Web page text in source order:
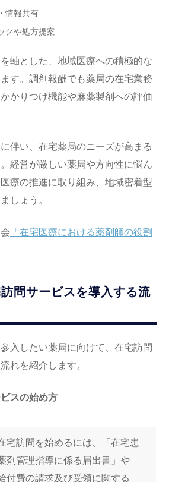
情報共有
クや処方提案
軸とした、地域医療への積極的な
す。調剤報酬でも薬局の在宅業務
かりつけ機能や麻薬製剤への評価
伴い、在宅薬局のニーズが高まる
経営が厳しい薬局や方向性に悩ん
療の推進に取り組み、地域密着型
しょう。
「在宅医療における薬剤師の役割
問サービスを導入する流
入したい薬局に向けて、在宅訪問
れを紹介します。
スの始め方
宅訪問を始めるには、「在宅患
剤管理指導に係る届出書」や
付費の請求及び受領に関する